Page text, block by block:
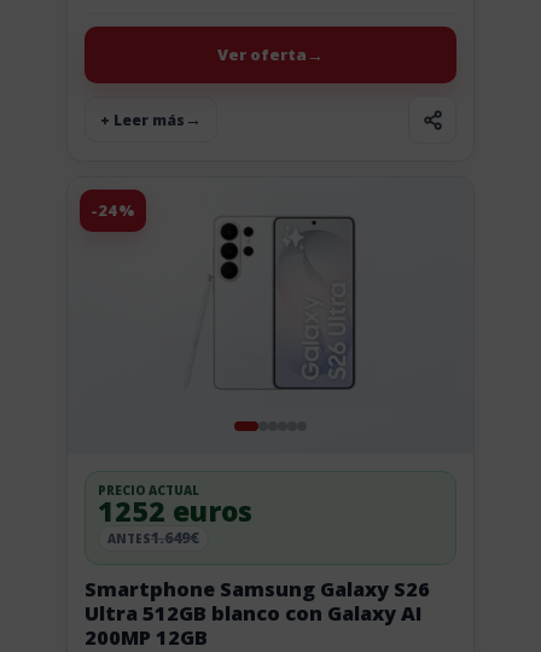
+ Leer más
Ver oferta
-24%
Smartphone Samsung Galaxy S26
Ultra 512GB blanco con Galaxy AI
200MP 12GB
PRECIO ACTUAL
1252 euros
ANTES1.649€